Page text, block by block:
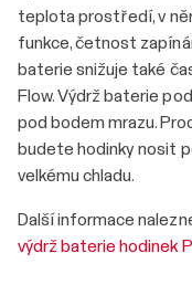
teplota prostředí, v
funkce, četnost
baterie snižuje také
Flow. Výdrž baterie
pod bodem mrazu.
budete hodinky nosit
velkému chladu.
Další informace
výdrž baterie hodinek